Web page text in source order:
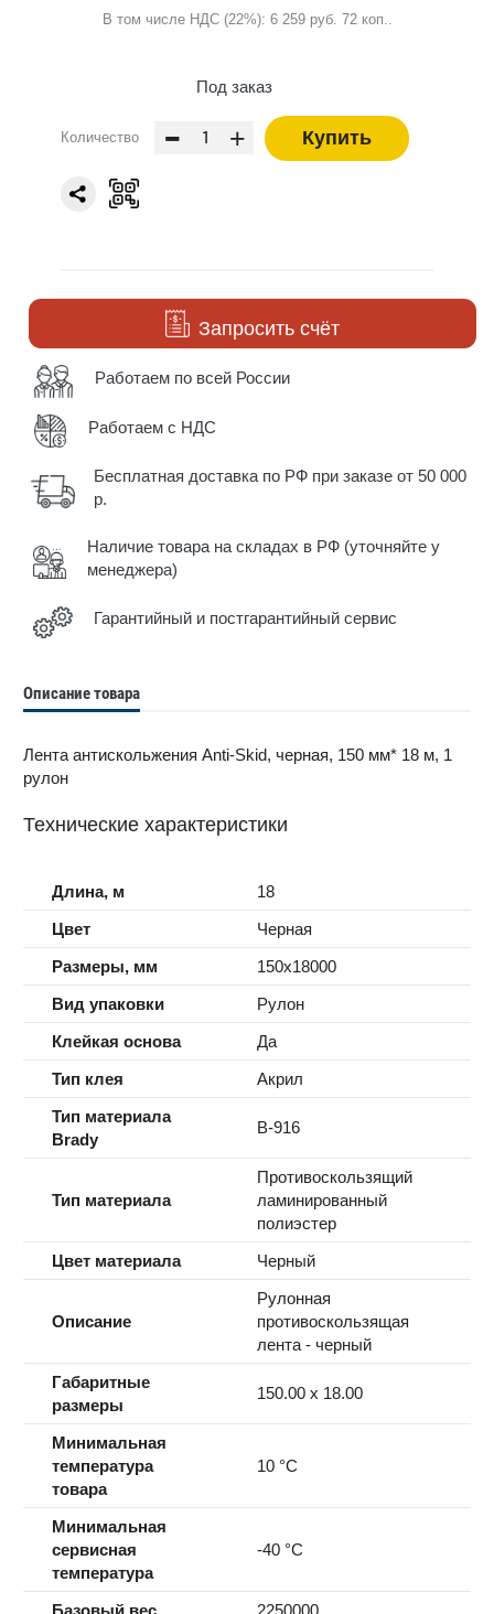
В том числе НДС (22%): 6 259 руб. 72 коп..
Под заказ
Количество - + Купить
Запросить счёт
Работаем по всей России
Работаем с НДС
Бесплатная доставка по РФ при заказе от 50 000
р.
Наличие товара на складах в РФ (уточняйте у
менеджера)
Гарантийный и постгарантийный сервис
Описание товара
Лента антискольжения Anti-Skid, черная, 150 мм* 18 м, 1
рулон
Технические характеристики
Длина, м
18
Цвет
Черная
Размеры, мм
150x18000
Вид упаковки
Рулон
Клейкая основа
Да
Тип клея
Акрил
Тип материала
Brady
B-916
Тип материала
Противоскользящий
ламинированный
полиэстер
Цвет материала
Черный
Описание
Рулонная
противоскользящая
лента - черный
Габаритные
размеры
150.00 x 18.00
Минимальная
температура
товара
10 °C
Минимальная
сервисная
температура
-40 °C